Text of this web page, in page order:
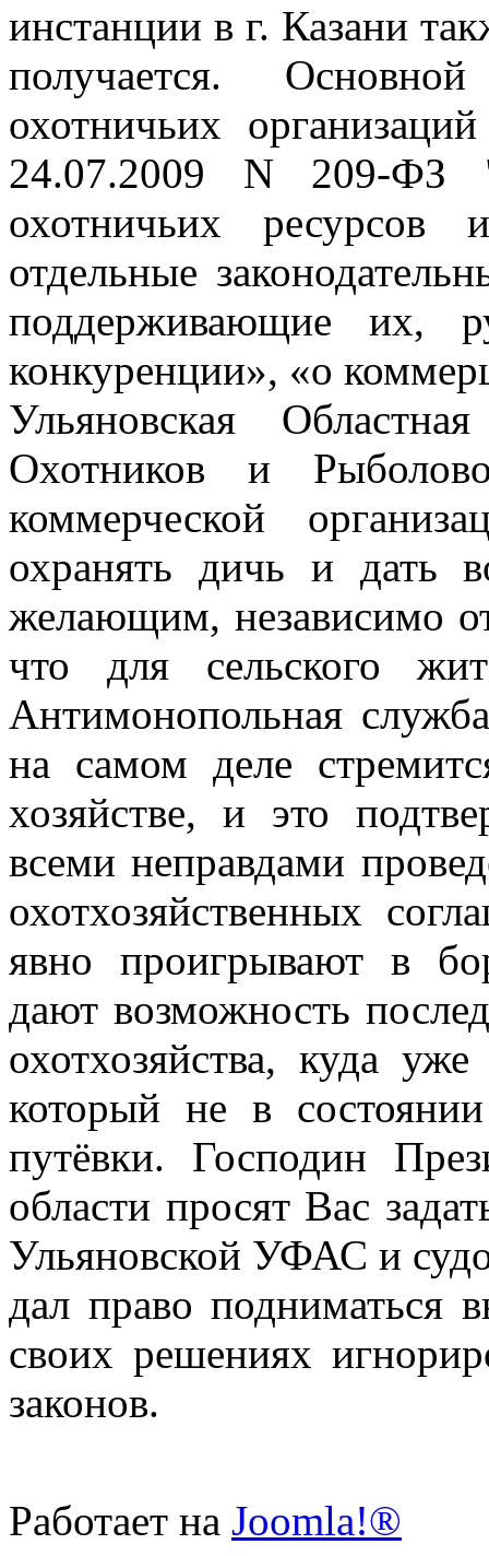
инстанции в г. Казани
получается.
охотничьих
24.07.2009 N 209-ФЗ
охотничьих
отдельные
поддерживающие их,
конкуренции», «о
Ульяновская
Охотников и
коммерческой
охранять дичь и дать
желающим, независимо
что для сельского
Антимонопольная
на самом деле
хозяйстве, и это
всеми неправдами
охотхозяйственных
явно проигрывают в
дают возможность
охотхозяйства, куда
который не в
путёвки. Господин
области просят Вас
Ульяновской УФАС и
дал право
своих решениях
законов.
Работает на Joomla!®